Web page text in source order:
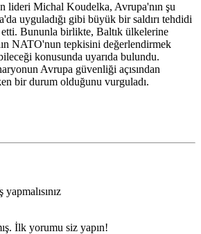
lideri Michal Koudelka, Avrupa'nın şu
uyguladığı gibi büyük bir saldırı tehdidi
etti. Bununla birlikte, Baltık ülkelerine
NATO'nun tepkisini değerlendirmek
konusunda uyarıda bulundu.
Avrupa güvenliği açısından
bir durum olduğunu vurguladı.
İlk yorumu siz yapın!